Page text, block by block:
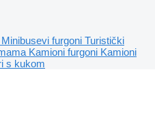
Minibusevi furgoni Turistički
Kamioni furgoni Kamioni
s kukom